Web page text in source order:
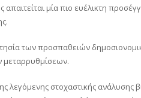
μία πιο ευέλικτη
των προσπαθειών
μεταρρυθμίσεων.
λεγόμενης στοχαστικής